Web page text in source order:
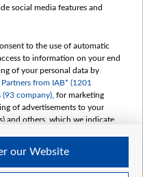
мульт
social media features and
to the use of automatic
to information on your end
of your personal data by
Partners from IAB* (1201
(93 company) , for marketing
of advertisements to your
and others, which we indicate
S.A. w likwidacji are as
our Website